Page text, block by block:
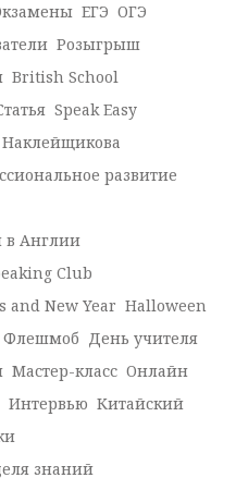
ЕГЭ ОГЭ
Розыгрыш
British School
Speak Easy
развитие
в Англии
Club
and New Year Halloween
Флешмоб День учителя
Мастер-класс Онлайн
Интервью Китайский
знаний